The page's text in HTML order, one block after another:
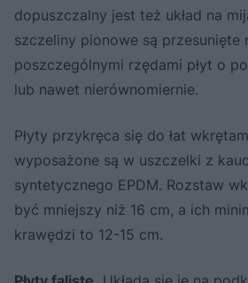
dopuszczalny jest też układ na
szczeliny pionowe są przesunięte
poszczególnymi rzędami płyt o
lub nawet nierównomiernie.
Płyty przykręca się do łat
wyposażone są w uszczelki z
syntetycznego EPDM. Rozstaw
być mniejszy niż 16 cm, a ich
krawędzi to 12-15 cm.